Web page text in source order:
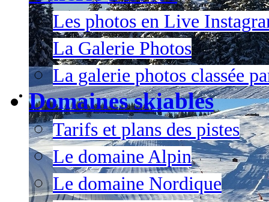
Les photos en Live
La Galerie Photos
La galerie photos classée
Domaines skiables
Tarifs et plans des pistes
Le domaine Alpin
Le domaine Nordique